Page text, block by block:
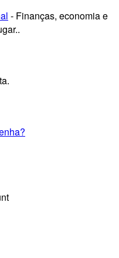
- Finanças, economia e